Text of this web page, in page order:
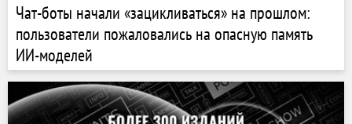
Чат-боты начали «зацикливаться» на прошлом:
пользователи пожаловались на опасную память
ИИ-моделей